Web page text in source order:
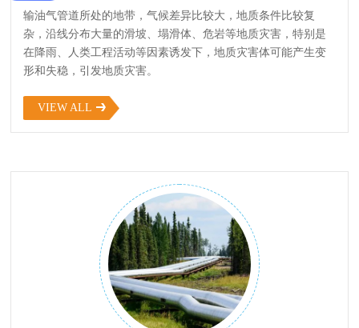
输油气管道所处的地带，气候差异比较大，地质条件比较复
杂，沿线分布大量的滑坡、塌滑体、危岩等地质灾害，特别是
在降雨、人类工程活动等因素诱发下，地质灾害体可能产生变
形和失稳，引发地质灾害。
VIEW ALL